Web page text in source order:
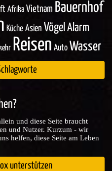
Afrika Vietnam Bauernhof
Küche Asien Vögel Alarm
Reisen Auto Wasser
und diese Seite braucht
und Nutzer. Kurzum - wir
helfen, diese Seite am Leben
unterstützen